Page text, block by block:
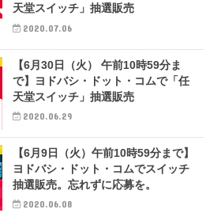
天堂スイッチ」抽選販売
2020.07.06
【6月30日（火） 午前10時59分ま
で】ヨドバシ・ドット・コムで「任
天堂スイッチ」抽選販売
2020.06.29
【6月9日（火）午前10時59分まで】
ヨドバシ・ドット・コムでスイッチ
抽選販売。忘れずに応募を。
2020.06.08